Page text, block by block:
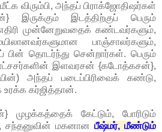
விரும்பி, அந்தப் பிராக்ஜோதிஷர்கள்
இருக்கும் இடத்திற்குப் பெரும்
முன்னேறுவதைக் கண்டவர்களும்,
பாஞ்சாலர்களும்,
தொடர்ந்து சென்றார்கள். பெரும்
இளவரசன் {கடோத்கசன்},
அந்தப் படைப்பிரிவைக் கண்டு,
கர்ஜித்தான்.
கேட்டும், போரிடும்
சந்தனுவின் மகனான பீஷ்மர், மீண்டும்